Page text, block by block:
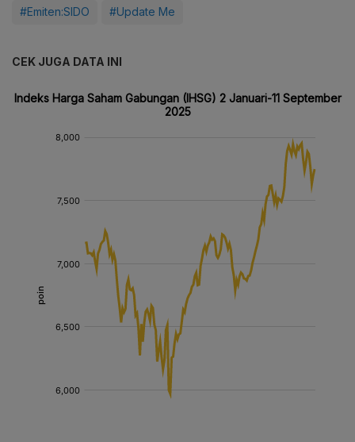
#Emiten:SIDO #Update Me
CEK JUGA DATA INI